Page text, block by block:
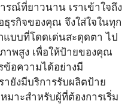
ณ์ที่ยาวนาน เราเข้าใจถึง
รกิจของคุณ จึงใส่ใจในทุก
แบบที่โดดเด่นสะดุดตา ไป
าพสูง เพื่อให้ป้ายของคุณ
ข้อความได้อย่างมี
ยังมีบริการรับผลิตป้าย
มาะสำหรับผู้ที่ต้องการเริ่ม